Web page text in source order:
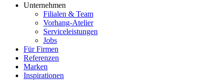
Unternehmen
Filialen & Team
Vorhang-Atelier
Serviceleistungen
Jobs
Für Firmen
Referenzen
Marken
Inspirationen